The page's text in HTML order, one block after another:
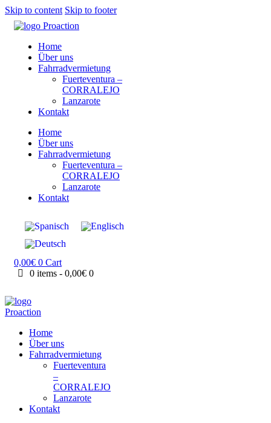
Skip to content Skip to footer
Home
Über uns
Fahrradvermietung
Fuerteventura –
CORRALEJO
Lanzarote
Kontakt
Home
Über uns
Fahrradvermietung
Fuerteventura –
CORRALEJO
Lanzarote
Kontakt
0,00€ 0 Cart
0 items -0,00€ 0
Home
Über uns
Fahrradvermietung
Fuerteventura
–
CORRALEJO
Lanzarote
Kontakt